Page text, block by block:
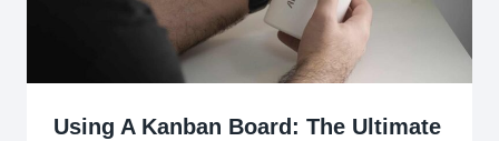
Using A Kanban Board: The Ultimate